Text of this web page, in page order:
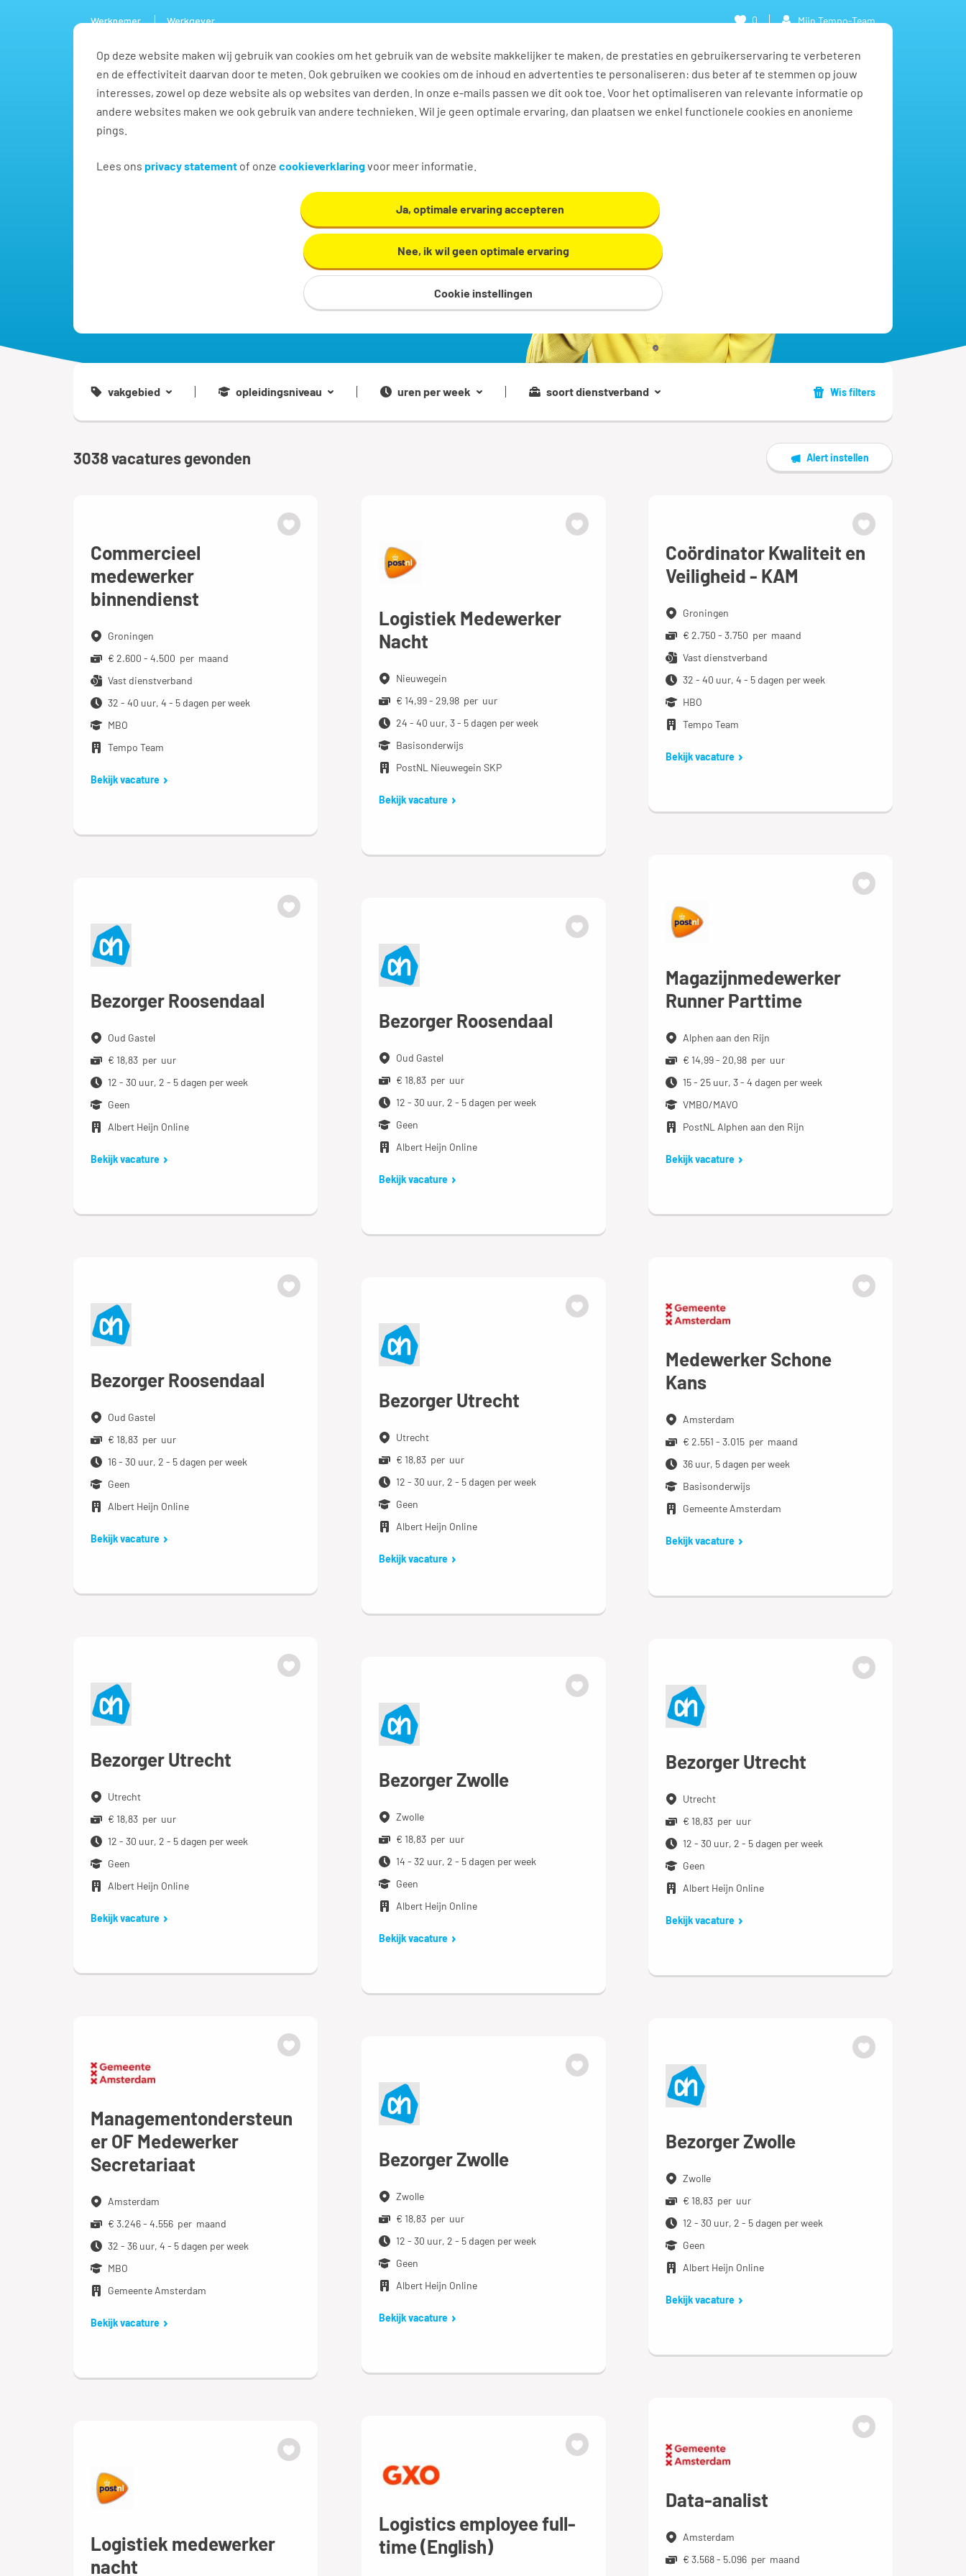
Op deze website maken wij gebruik van cookies om het gebruik van de website makkelijker te maken, de prestaties en gebruikerservaring te verbeteren
en de effectiviteit daarvan door te meten. Ook gebruiken we cookies om de inhoud en advertenties te personaliseren: dus beter af te stemmen op jouw
interesses, zowel op deze website als op websites van derden. In onze e-mails passen we dit ook toe. Voor het optimaliseren van relevante informatie op
andere websites maken we ook gebruik van andere technieken. Wil je geen optimale ervaring, dan plaatsen we enkel functionele cookies en anonieme
pings.
Lees ons privacy statement of onze cookieverklaringvoor meer informatie.
Ja, optimale ervaring accepteren
Nee, ik wil geen optimale ervaring
Cookie instellingen
Werknemer Werkgever
Vacatures Ontwikkel jezelf Werkplezier Contact
0 Mijn Tempo-Team
Vind jouw volgende baan
vakgebied opleidingsniveau uren per week soort dienstverband Wis filters
3038vacatures gevonden Alert instellen
Commercieel
medewerker
binnendienst
Groningen
€ 2.600 - 4.500 per maand
Vast dienstverband
32 - 40 uur, 4 - 5 dagen per week
MBO
Tempo Team
Bekijk vacature
Logistiek Medewerker
Nacht
Nieuwegein
€ 14,99 - 29,98 per uur
24 - 40 uur, 3 - 5 dagen per week
Basisonderwijs
PostNL Nieuwegein SKP
Bekijk vacature
Coördinator Kwaliteit en
Veiligheid - KAM
Groningen
€ 2.750 - 3.750 per maand
Vast dienstverband
32 - 40 uur, 4 - 5 dagen per week
HBO
Tempo Team
Bekijk vacature
Magazijnmedewerker
Runner Parttime
Alphen aan den Rijn
€ 14,99 - 20,98 per uur
15 - 25 uur, 3 - 4 dagen per week
VMBO/MAVO
PostNL Alphen aan den Rijn
Bekijk vacature
Bezorger Roosendaal
Oud Gastel
€ 18,83 per uur
12 - 30 uur, 2 - 5 dagen per week
Geen
Albert Heijn Online
Bekijk vacature
Bezorger Roosendaal
Oud Gastel
€ 18,83 per uur
12 - 30 uur, 2 - 5 dagen per week
Geen
Albert Heijn Online
Bekijk vacature
Bezorger Roosendaal
Oud Gastel
€ 18,83 per uur
16 - 30 uur, 2 - 5 dagen per week
Geen
Albert Heijn Online
Bekijk vacature
Medewerker Schone
Kans
Amsterdam
€ 2.551 - 3.015 per maand
36 uur, 5 dagen per week
Basisonderwijs
Gemeente Amsterdam
Bekijk vacature
Bezorger Utrecht
Utrecht
€ 18,83 per uur
12 - 30 uur, 2 - 5 dagen per week
Geen
Albert Heijn Online
Bekijk vacature
Bezorger Utrecht
Utrecht
€ 18,83 per uur
12 - 30 uur, 2 - 5 dagen per week
Geen
Albert Heijn Online
Bekijk vacature
Bezorger Utrecht
Utrecht
€ 18,83 per uur
12 - 30 uur, 2 - 5 dagen per week
Geen
Albert Heijn Online
Bekijk vacature
Bezorger Zwolle
Zwolle
€ 18,83 per uur
14 - 32 uur, 2 - 5 dagen per week
Geen
Albert Heijn Online
Bekijk vacature
Managementondersteun
er OF Medewerker
Secretariaat
Amsterdam
€ 3.246 - 4.556 per maand
32 - 36 uur, 4 - 5 dagen per week
MBO
Gemeente Amsterdam
Bekijk vacature
Bezorger Zwolle
Zwolle
€ 18,83 per uur
12 - 30 uur, 2 - 5 dagen per week
Geen
Albert Heijn Online
Bekijk vacature
Bezorger Zwolle
Zwolle
€ 18,83 per uur
12 - 30 uur, 2 - 5 dagen per week
Geen
Albert Heijn Online
Bekijk vacature
Data-analist
Amsterdam
€ 3.568 - 5.096 per maand
Logistics employee full-
time (English)
Logistiek medewerker
nacht